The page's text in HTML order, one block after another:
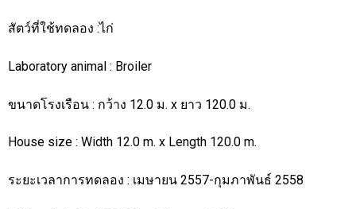
สัตว์ที่ใช้ทดลอง :ไก่
Laboratory animal : Broiler
ขนาดโรงเรือน : กว้าง 12.0 ม. x ยาว 120.0 ม.
House size : Width 12.0 m. x Length 120.0 m.
ระยะเวลาการทดลอง : เมษายน 2557-กุมภาพันธ์ 2558